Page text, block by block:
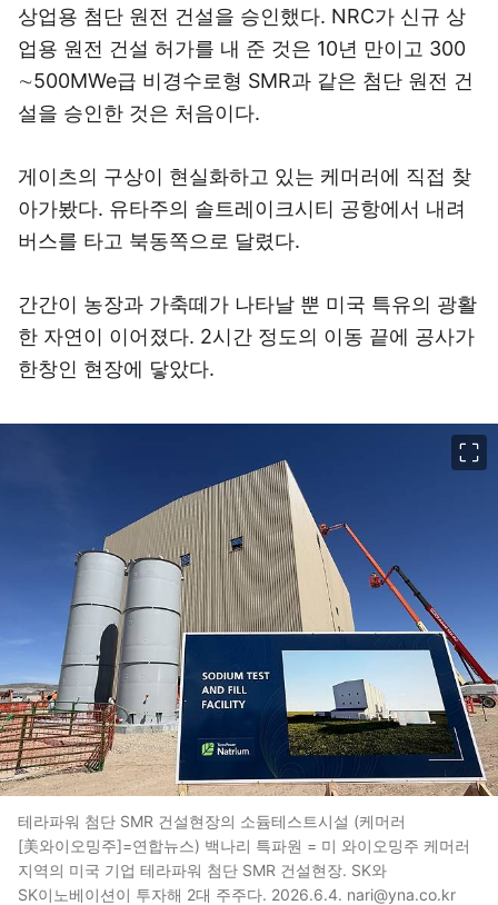
상업용 첨단 원전 건설을 승인했다. NRC가 신규 상
업용 원전 건설 허가를 내 준 것은 10년 만이고 300
∼500MWe급 비경수로형 SMR과 같은 첨단 원전 건
설을 승인한 것은 처음이다.
게이츠의 구상이 현실화하고 있는 케머러에 직접 찾
아가봤다. 유타주의 솔트레이크시티 공항에서 내려
버스를 타고 북동쪽으로 달렸다.
간간이 농장과 가축떼가 나타날 뿐 미국 특유의 광활
한 자연이 이어졌다. 2시간 정도의 이동 끝에 공사가
한창인 현장에 닿았다.
테라파워 첨단 SMR 건설현장의 소듐테스트시설 (케머러
[美와이오밍주]=연합뉴스) 백나리 특파원 = 미 와이오밍주 케머러
지역의 미국 기업 테라파워 첨단 SMR 건설현장. SK와
SK이노베이션이 투자해 2대 주주다. 2026.6.4. nari@yna.co.kr